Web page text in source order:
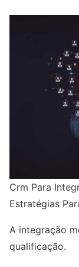
Crm Para
Estratégias
A integração
qualificação.